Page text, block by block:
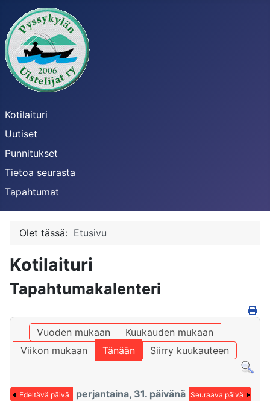
Kotilaituri
Uutiset
Punnitukset
Tietoa seurasta
Tapahtumat
Olet tässä: Etusivu
Kotilaituri
Tapahtumakalenteri
Vuoden mukaan
Kuukauden mukaan
Viikon mukaan
Tänään Siirry kuukauteen
Edeltävä päivä
perjantaina, 31. päivänä Seuraava päivä